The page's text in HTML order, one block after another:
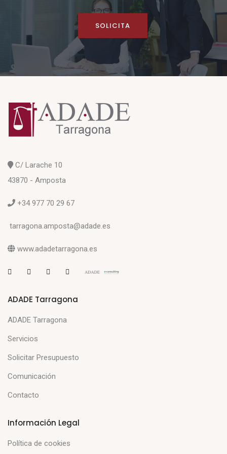
SOLICITA
C/ Larache 10
43870 - Amposta
+34 977 70 29 67
tarragona.amposta@adade.es
www.adadetarragona.es
ADADE Tarragona
ADADE Tarragona
Servicios
Solicitar Presupuesto
Comunicación
Contacto
Información Legal
Política de cookies